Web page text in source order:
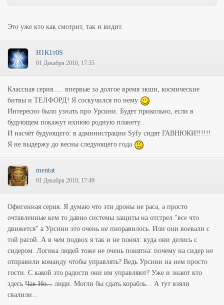
Это уже кто как смотрит, так и видит.
Н1К1т0S
01 Декабря 2010, 17:35
Классная серия..... впервые за долгое время экшн, космические
битвы и ТЕЛФОРД! Я соскучился по нему
Интересно было узнать про Урсини. Будет прикольно, если в
будующем покажут ихнюю родную планету.
И насчёт будующего: в администрации Syfy сидят ГАВНЮКИ!!!!!!
Я не выдержу до весны следующего года
mentat
01 Декабря 2010, 17:49
Офигенная серия. Я думаю что эти дроны не раса, а просто
очтавленные кем то давно системы защиты на отстрел "все что
движется" а Урсини это очень не пноравилось. Или они воевали с
той расой. А в чем подвох я так и не понял: куда они делись с
сидером. Логика людей тоже не очень понятна: почему на сидер не
отправили команду чтобы управлять? Ведь Урсини на нем просто
гости. С какой это радости они им управляют? Уже и знают кто
здесь Чак Но... люди. Могли бы сдать корабль... А тут взяли
свалили...